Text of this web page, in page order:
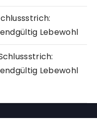
Lebewohl
Lebewohl